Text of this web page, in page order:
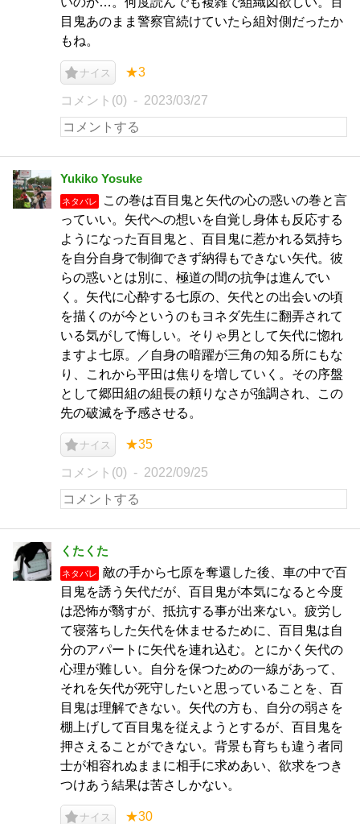
目鬼あのまま警察官続けていたら組対側だったか
もね。
ナイス ★3
コメント(0) 2023/03/27
Yukiko Yosuke
ネタバレ
この巻は百目鬼と矢代の心の惑いの巻と言
っていい。矢代への想いを自覚し身体も反応する
ようになった百目鬼と、百目鬼に惹かれる気持ち
を自分自身で制御できず納得もできない矢代。彼
らの惑いとは別に、極道の間の抗争は進んでい
く。矢代に心酔する七原の、矢代との出会いの頃
を描くのが今というのもヨネダ先生に翻弄されて
いる気がして悔しい。そりゃ男として矢代に惚れ
ますよ七原。／自身の暗躍が三角の知る所にもな
り、これから平田は焦りを増していく。その序盤
として郷田組の組長の頼りなさが強調され、この
先の破滅を予感させる。
ナイス ★35
コメント(0) 2022/09/25
くたくた
ネタバレ
敵の手から七原を奪還した後、車の中で百
目鬼を誘う矢代だが、百目鬼が本気になると今度
は恐怖が翳すが、抵抗する事が出来ない。疲労し
て寝落ちした矢代を休ませるために、百目鬼は自
分のアパートに矢代を連れ込む。とにかく矢代の
心理が難しい。自分を保つための一線があって、
それを矢代が死守したいと思っていることを、百
目鬼は理解できない。矢代の方も、自分の弱さを
棚上げして百目鬼を従えようとするが、百目鬼を
押さえることができない。背景も育ちも違う者同
士が相容れぬままに相手に求めあい、欲求をつき
つけあう結果は苦さしかない。
ナイス ★30